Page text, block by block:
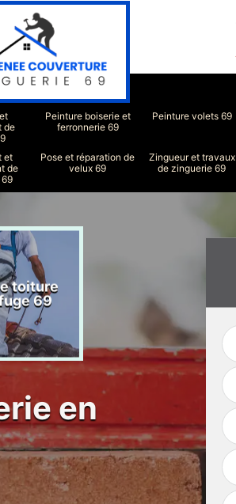
de
Peinture boiserie et
ferronnerie 69
Peinture volets 69
et
de
Pose et réparation de
velux 69
Zingueur et travaux
de zinguerie 69
toiture
69
en